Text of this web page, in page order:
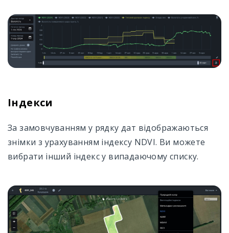
Індекси
За замовчуванням у рядку дат відображаються
знімки з урахуванням індексу NDVI. Ви можете
вибрати інший індекс у випадаючому списку.